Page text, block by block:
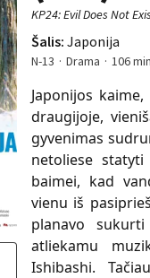
KP24: Evil Does Not
Šalis: Japonija
N-13 Drama 106 min
Japonijos
draugijoje,
gyvenimas
netoliese
baimei, kad
vienu iš
planavo
atliekamu
Ishibashi.